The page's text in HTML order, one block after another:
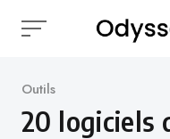
Catégorie
Outils
20 logiciels